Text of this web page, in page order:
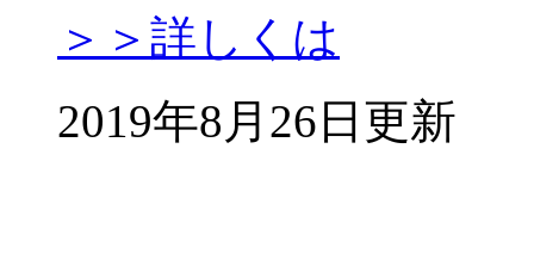
＞＞詳しくは
2019年8月26日更新